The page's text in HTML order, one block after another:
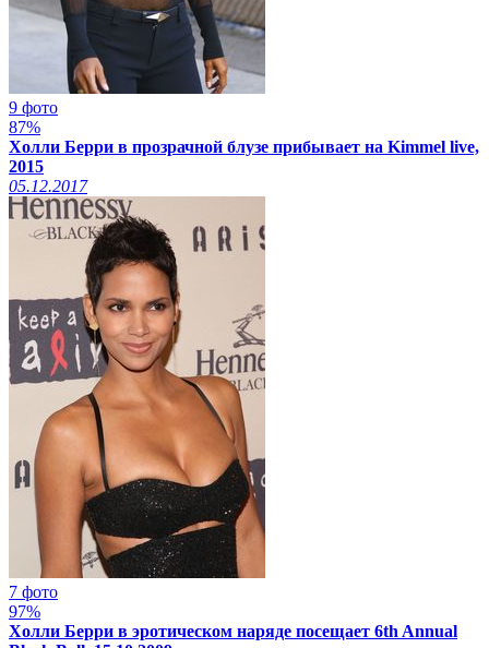
9 фото
87%
Холли Берри в прозрачной блузе прибывает на Kimmel live,
2015
05.12.2017
7 фото
97%
Холли Берри в эротическом наряде посещает 6th Annual